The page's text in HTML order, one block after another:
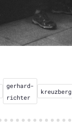
gerhard-
richter
kreuzberg